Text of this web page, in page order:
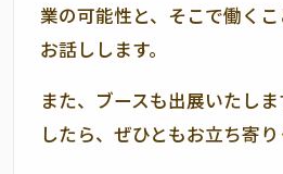
業の可能性と、そこで働く
お話しします。
また、ブースも出展いたし
したら、ぜひともお立ち寄り